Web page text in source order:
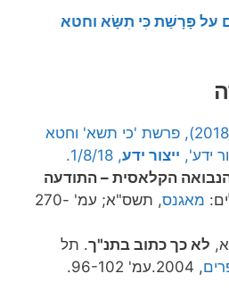
על פָּרָשַׁת כִּי תִשָּׂא וחטא
פנחס יחזקאלי (2018), פרשת 'כי תשא' וחטא
ידע', ייצור ידע, 1/8/18.
הקלאסית – התודעה
מאגנס
, תשס"א; עמ' 270-
לא כך כתוב בתנ"ך. תל
, 2004.עמ' 96-102.